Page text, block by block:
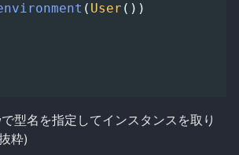
( User ())
型名を指定してインスタンスを取り
粋)